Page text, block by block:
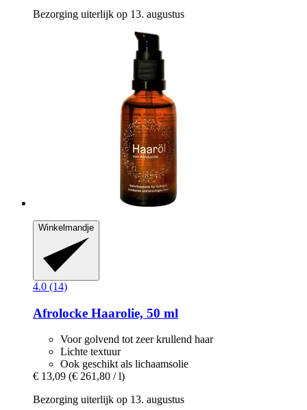
Bezorging uiterlijk op 13. augustus
Winkelmandje
4.0 (14)
Afrolocke Haarolie, 50 ml
Voor golvend tot zeer krullend haar
Lichte textuur
Ook geschikt als lichaamsolie
€ 13,09 (€ 261,80 / l)
Bezorging uiterlijk op 13. augustus